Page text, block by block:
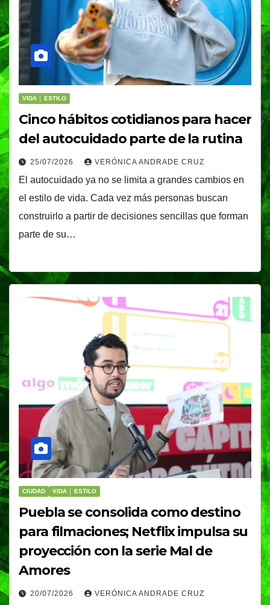
VIDA │ ESTILO
Cinco hábitos cotidianos para hacer
del autocuidado parte de la rutina
25/07/2026 VERÓNICA ANDRADE CRUZ
El autocuidado ya no se limita a grandes cambios en
el estilo de vida. Cada vez más personas buscan
construirlo a partir de decisiones sencillas que forman
parte de su…
CIUDAD VIDA │ ESTILO
Puebla se consolida como destino
para filmaciones; Netflix impulsa su
proyección con la serie Mal de
Amores
20/07/2026 VERÓNICA ANDRADE CRUZ